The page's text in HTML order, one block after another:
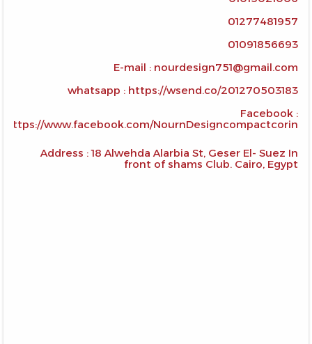
01277481957
01091856693
E-mail : nourdesign751@gmail.com
whatsapp : https://wsend.co/201270503183
Facebook :
https://www.facebook.com/NournDesigncompactcorin
Address : 18 Alwehda Alarbia St, Geser El- Suez In
front of shams Club. Cairo, Egypt